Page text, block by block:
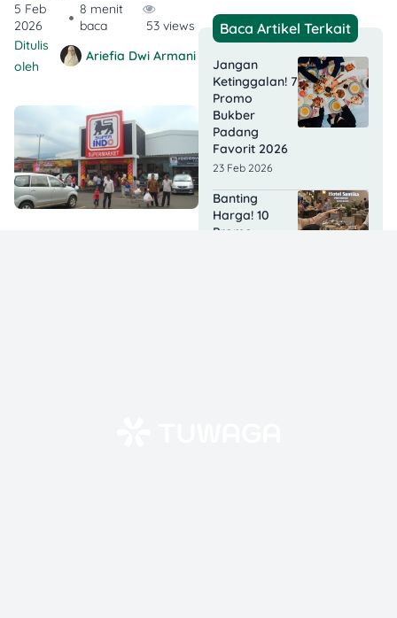
5 Feb
2026
8 menit
baca
53 views
Ditulis
oleh
Ariefia Dwi Armani
Baca Artikel Terkait
Jangan
Ketinggalan! 7
Promo
Bukber
Padang
Favorit 2026
23 Feb 2026
Banting
Harga! 10
Promo